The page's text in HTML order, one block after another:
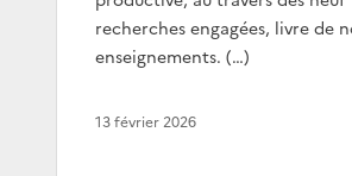
recherches engagées, livre de
enseignements. (…)
13 février 2026